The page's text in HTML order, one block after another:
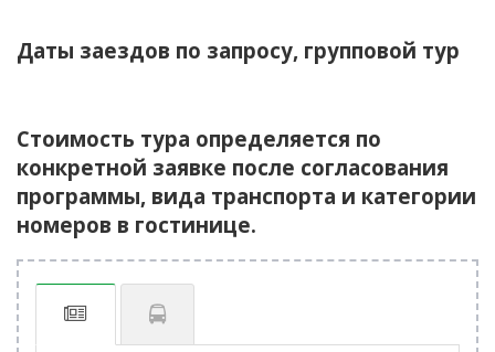
Даты заездов по запросу, групповой тур
Стоимость тура определяется по
конкретной заявке после согласования
программы, вида транспорта и категории
номеров в гостинице.